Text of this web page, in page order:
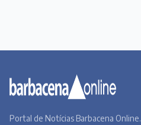
Portal de Notícias Barbacena Online.